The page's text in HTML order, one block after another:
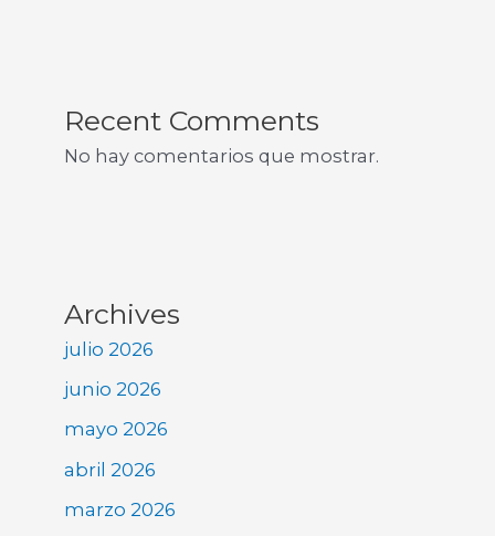
Recent Comments
No hay comentarios que mostrar.
Archives
julio 2026
junio 2026
mayo 2026
abril 2026
marzo 2026